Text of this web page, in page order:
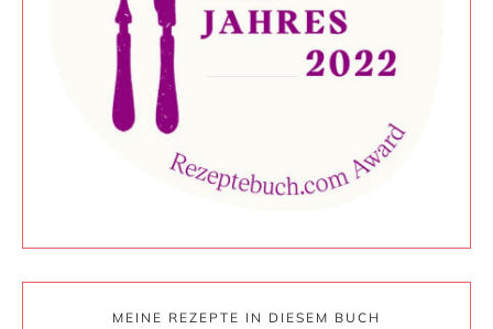
MEINE REZEPTE IN DIESEM BUCH